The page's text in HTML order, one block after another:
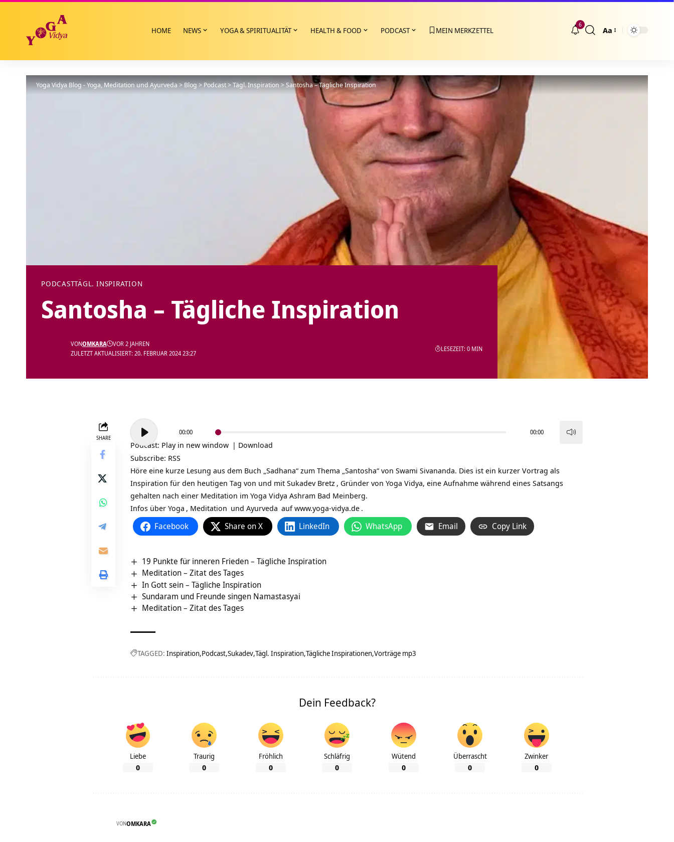
HOME NEWS YOGA & SPIRITUALITÄT HEALTH & FOOD PODCAST MEIN MERKZETTEL
6
Größenänderung
Aa
Yoga Vidya Blog - Yoga, Meditation und Ayurveda>Blog>Podcast>Tägl. Inspiration>Santosha – Tägliche Inspiration
PODCASTTÄGL. INSPIRATION
Santosha – Tägliche Inspiration
ZULETZT AKTUALISIERT: 20. FEBRUAR 2024 23:27
VONOMKARA VOR 2 JAHREN
LESEZEIT: 0 MIN
SHARE
Audio-
Player
00:00 00:00
Podcast: Play in new window | Download
Subscribe: RSS
Höre eine kurze Lesung aus dem Buch „Sadhana“ zum Thema „Santosha“ von Swami Sivananda. Dies ist ein kurzer Vortrag als
Inspiration für den heutigen Tag von und mit Sukadev Bretz , Gründer von Yoga Vidya, eine Aufnahme während eines Satsangs
gehalten nach einer Meditation im Yoga Vidya Ashram Bad Meinberg.
Infos über Yoga , Meditation und Ayurveda aufwww.yoga-vidya.de .
Facebook Share on X LinkedIn WhatsApp Email Copy Link
19 Punkte für inneren Frieden – Tägliche Inspiration
Meditation – Zitat des Tages
In Gott sein – Tägliche Inspiration
Sundaram und Freunde singen Namastasyai
Meditation – Zitat des Tages
TAGGED: Inspiration Podcast Sukadev Tägl. Inspiration Tägliche Inspirationen Vorträge mp3
Dein Feedback?
Liebe
0
Traurig
0
Fröhlich
0
Schläfrig
0
Wütend
0
Überrascht
0
Zwinker
0
VONOMKARA